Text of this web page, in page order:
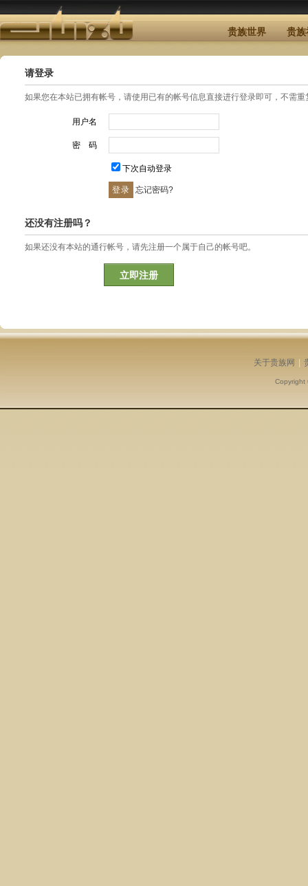
贵族世界 贵族
请登录
如果您在本站已拥有帐号，请使用已有的帐号信息直接进行登录即可，不需重
用户名
密 码
下次自动登录
忘记密码?
还没有注册吗？
如果还没有本站的通行帐号，请先注册一个属于自己的帐号吧。
立即注册
关于贵族网